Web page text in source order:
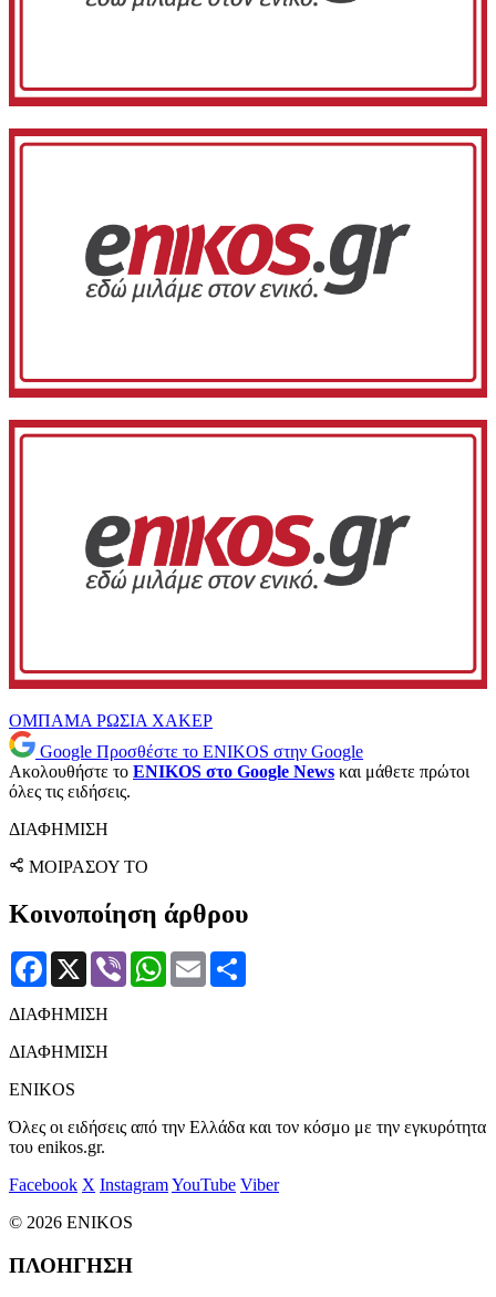
ΟΜΠΑΜΑ ΡΩΣΙΑ ΧΑΚΕΡ
Google Προσθέστε το ENIKOS στην Google
Ακολουθήστε το ENIKOS στο Google News και μάθετε πρώτοι
όλες τις ειδήσεις.
ΔΙΑΦΗΜΙΣΗ
ΜΟΙΡΑΣΟΥ ΤΟ
Κοινοποίηση άρθρου
Facebook
X Viber WhatsApp
Email
ΔΙΑΦΗΜΙΣΗ
ΔΙΑΦΗΜΙΣΗ
ENIKOS
Όλες οι ειδήσεις από την Ελλάδα και τον κόσμο με την εγκυρότητα
του enikos.gr.
Facebook X InstagramYouTube Viber
© 2026 ENIKOS
ΠΛΟΗΓΗΣΗ